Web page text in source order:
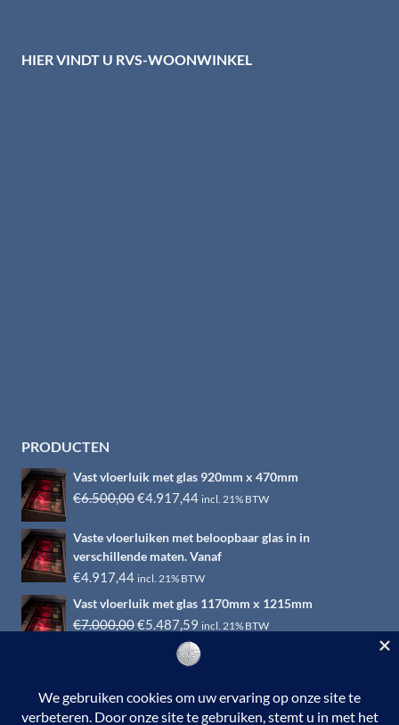
HIER VINDT U RVS-WOONWINKEL
PRODUCTEN
Vast vloerluik met glas 920mm x 470mm
€6.500,00Oorspronkelijke
was:
€6.500,00.
€4.917,44Huidige
is:
€4.917,44.
incl. 21% BTW
Vaste vloerluiken met beloopbaar glas in in
verschillende maten. Vanaf
€4.917,44 incl. 21% BTW
Vast vloerluik met glas 1170mm x 1215mm
€7.000,00Oorspronkelijke
€5.487,59 Huidige
prijs
is:
incl. 21% BTW